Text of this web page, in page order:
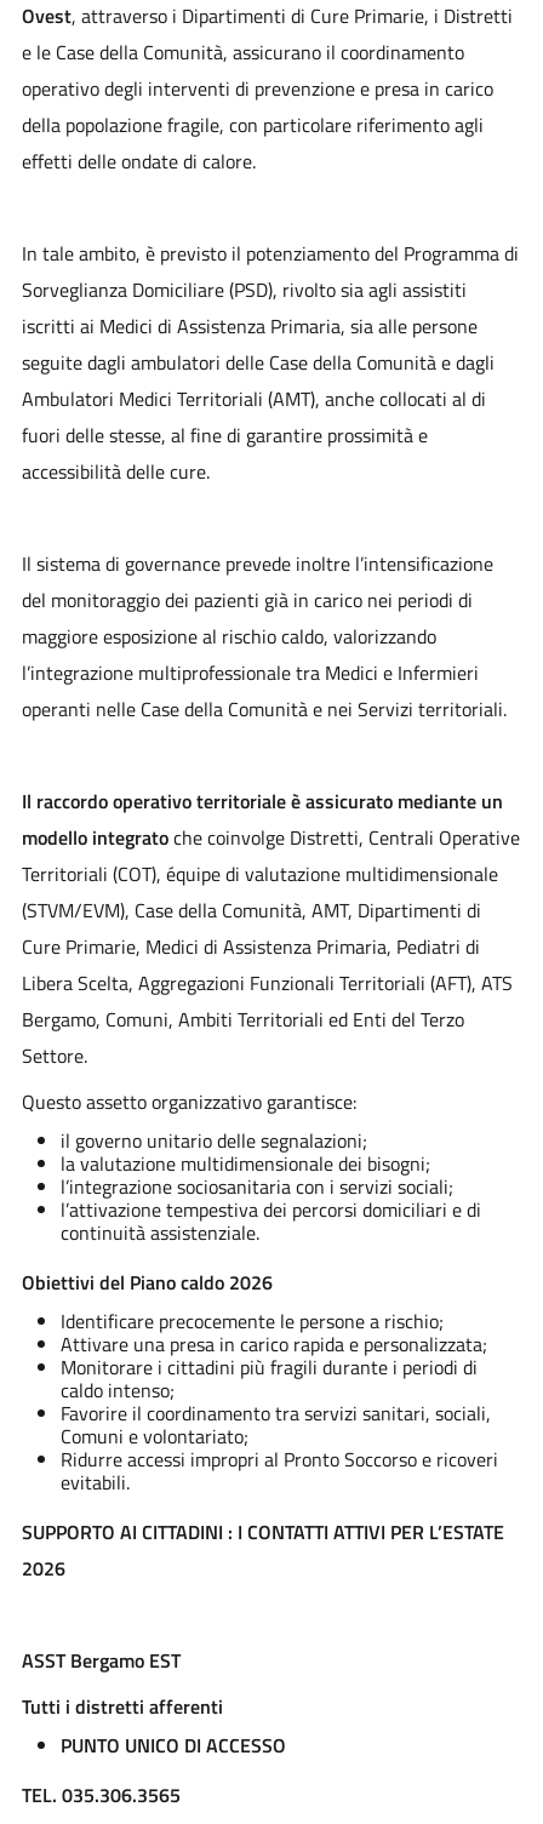
Ovest, attraverso i Dipartimenti di Cure Primarie, i Distretti
e le Case della Comunità, assicurano il coordinamento
operativo degli interventi di prevenzione e presa in carico
della popolazione fragile, con particolare riferimento agli
effetti delle ondate di calore.
In tale ambito, è previsto il potenziamento del Programma di
Sorveglianza Domiciliare (PSD), rivolto sia agli assistiti
iscritti ai Medici di Assistenza Primaria, sia alle persone
seguite dagli ambulatori delle Case della Comunità e dagli
Ambulatori Medici Territoriali (AMT), anche collocati al di
fuori delle stesse, al fine di garantire prossimità e
accessibilità delle cure.
Il sistema di governance prevede inoltre l’intensificazione
del monitoraggio dei pazienti già in carico nei periodi di
maggiore esposizione al rischio caldo, valorizzando
l’integrazione multiprofessionale tra Medici e Infermieri
operanti nelle Case della Comunità e nei Servizi territoriali.
Il raccordo operativo territoriale è assicurato mediante un
modello integratoche coinvolge Distretti, Centrali Operative
Territoriali (COT), équipe di valutazione multidimensionale
(STVM/EVM), Case della Comunità, AMT, Dipartimenti di
Cure Primarie, Medici di Assistenza Primaria, Pediatri di
Libera Scelta, Aggregazioni Funzionali Territoriali (AFT), ATS
Bergamo, Comuni, Ambiti Territoriali ed Enti del Terzo
Settore.
Questo assetto organizzativo garantisce:
il governo unitario delle segnalazioni;
la valutazione multidimensionale dei bisogni;
l’integrazione sociosanitaria con i servizi sociali;
l’attivazione tempestiva dei percorsi domiciliari e di
continuità assistenziale.
Obiettivi del Piano caldo 2026
Identificare precocemente le persone a rischio;
Attivare una presa in carico rapida e personalizzata;
Monitorare i cittadini più fragili durante i periodi di
caldo intenso;
Favorire il coordinamento tra servizi sanitari, sociali,
Comuni e volontariato;
Ridurre accessi impropri al Pronto Soccorso e ricoveri
evitabili.
SUPPORTO AI CITTADINI : I CONTATTI ATTIVI PER L’ESTATE
2026
ASST Bergamo EST
Tutti i distretti afferenti
PUNTO UNICO DI ACCESSO
TEL. 035.306.3565